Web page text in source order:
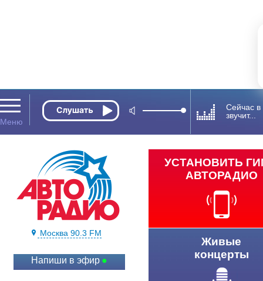
Сейчас
звучит...
Москва 90.3 FM
Напиши в эфир
УСТАНОВИТЬ
АВТОРАДИО
Живые
концерты